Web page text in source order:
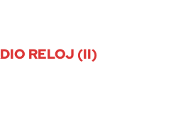
RELOJ (II)